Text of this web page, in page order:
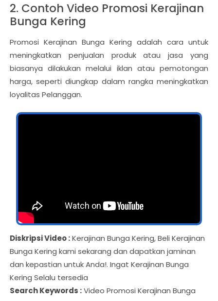
2. Contoh Video Promosi Kerajinan
Bunga Kering
Promosi Kerajinan Bunga Kering adalah cara untuk
meningkatkan penjualan produk atau jasa yang
biasanya dilakukan melalui iklan atau pemotongan
harga, seperti diungkap dalam rangka meningkatkan
loyalitas Pelanggan.
Diskripsi Video :Kerajinan Bunga Kering, Beli Kerajinan
Bunga Kering kami sekarang dan dapatkan jaminan
dan kepastian untuk Anda!. Ingat Kerajinan Bunga
Kering Selalu tersedia
Search Keywords :Video Promosi Kerajinan Bunga